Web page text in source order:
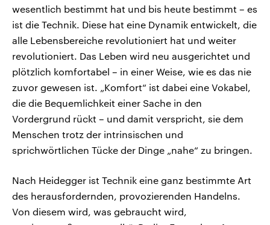
wesentlich bestimmt hat und bis heute bestimmt – es
ist die Technik. Diese hat eine Dynamik entwickelt, die
alle Lebensbereiche revolutioniert hat und weiter
revolutioniert. Das Leben wird neu ausgerichtet und
plötzlich komfortabel – in einer Weise, wie es das nie
zuvor gewesen ist. „Komfort“ ist dabei eine Vokabel,
die die Bequemlichkeit einer Sache in den
Vordergrund rückt – und damit verspricht, sie dem
Menschen trotz der intrinsischen und
sprichwörtlichen Tücke der Dinge „nahe“ zu bringen.
Nach Heidegger ist Technik eine ganz bestimmte Art
des herausfordernden, provozierenden Handelns.
Von diesem wird, was gebraucht wird,